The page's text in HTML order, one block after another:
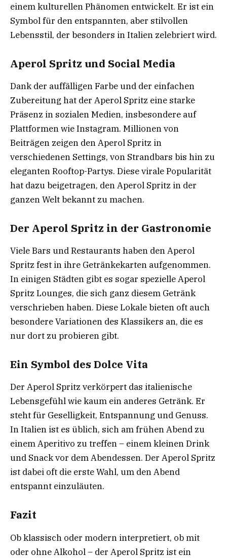
einem kulturellen Phänomen entwickelt. Er ist ein
Symbol für den entspannten, aber stilvollen
Lebensstil, der besonders in Italien zelebriert wird.
Aperol Spritz und Social Media
Dank der auffälligen Farbe und der einfachen
Zubereitung hat der Aperol Spritz eine starke
Präsenz in sozialen Medien, insbesondere auf
Plattformen wie Instagram. Millionen von
Beiträgen zeigen den Aperol Spritz in
verschiedenen Settings, von Strandbars bis hin zu
eleganten Rooftop-Partys. Diese virale Popularität
hat dazu beigetragen, den Aperol Spritz in der
ganzen Welt bekannt zu machen.
Der Aperol Spritz in der Gastronomie
Viele Bars und Restaurants haben den Aperol
Spritz fest in ihre Getränkekarten aufgenommen.
In einigen Städten gibt es sogar spezielle Aperol
Spritz Lounges, die sich ganz diesem Getränk
verschrieben haben. Diese Lokale bieten oft auch
besondere Variationen des Klassikers an, die es
nur dort zu probieren gibt.
Ein Symbol des Dolce Vita
Der Aperol Spritz verkörpert das italienische
Lebensgefühl wie kaum ein anderes Getränk. Er
steht für Geselligkeit, Entspannung und Genuss.
In Italien ist es üblich, sich am frühen Abend zu
einem Aperitivo zu treffen – einem kleinen Drink
und Snack vor dem Abendessen. Der Aperol Spritz
ist dabei oft die erste Wahl, um den Abend
entspannt einzuläuten.
Fazit
Ob klassisch oder modern interpretiert, ob mit
oder ohne Alkohol – der Aperol Spritz ist ein